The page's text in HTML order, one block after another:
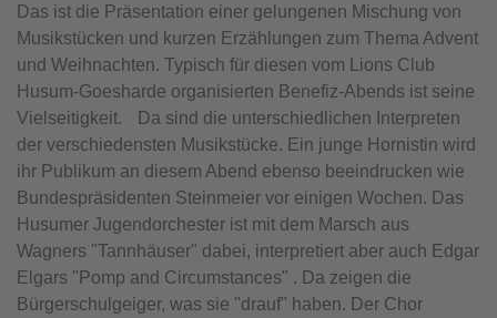
Das ist die Präsentation einer gelungenen Mischung von
Musikstücken und kurzen Erzählungen zum Thema Advent
und Weihnachten. Typisch für diesen vom Lions Club
Husum-Goesharde organisierten Benefiz-Abends ist seine
Vielseitigkeit. Da sind die unterschiedlichen Interpreten
der verschiedensten Musikstücke. Ein junge Hornistin wird
ihr Publikum an diesem Abend ebenso beeindrucken wie
Bundespräsidenten Steinmeier vor einigen Wochen. Das
Husumer Jugendorchester ist mit dem Marsch aus
Wagners "Tannhäuser" dabei, interpretiert aber auch Edgar
Elgars "Pomp and Circumstances" . Da zeigen die
Bürgerschulgeiger, was sie "drauf" haben. Der Chor